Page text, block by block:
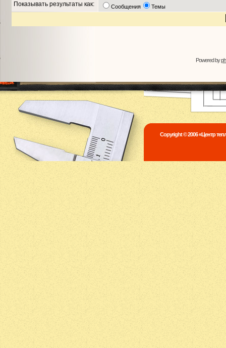
Показывать результаты как: Сообщения Темы
Powered by
Copyright © 2006 «Центр